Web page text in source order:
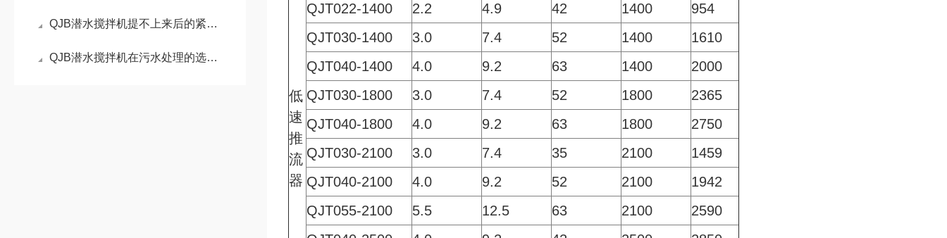
QJB潜水搅拌机提不上来后的紧急处理方法
QJB潜水搅拌机在污水处理的选型要点
低
速
推
流
器
QJT022-1400
2.2 4.9 42 1400
954
QJT030-1400
3.0 7.4 52 1400
1610
QJT040-1400
4.0 9.2 63 1400
2000
QJT030-1800
3.0 7.4 52 1800
2365
QJT040-1800
4.0 9.2 63 1800
2750
QJT030-2100
3.0 7.4 35 2100
1459
QJT040-2100
4.0 9.2 52 2100
1942
QJT055-2100
5.5 12.5 63 2100
2590